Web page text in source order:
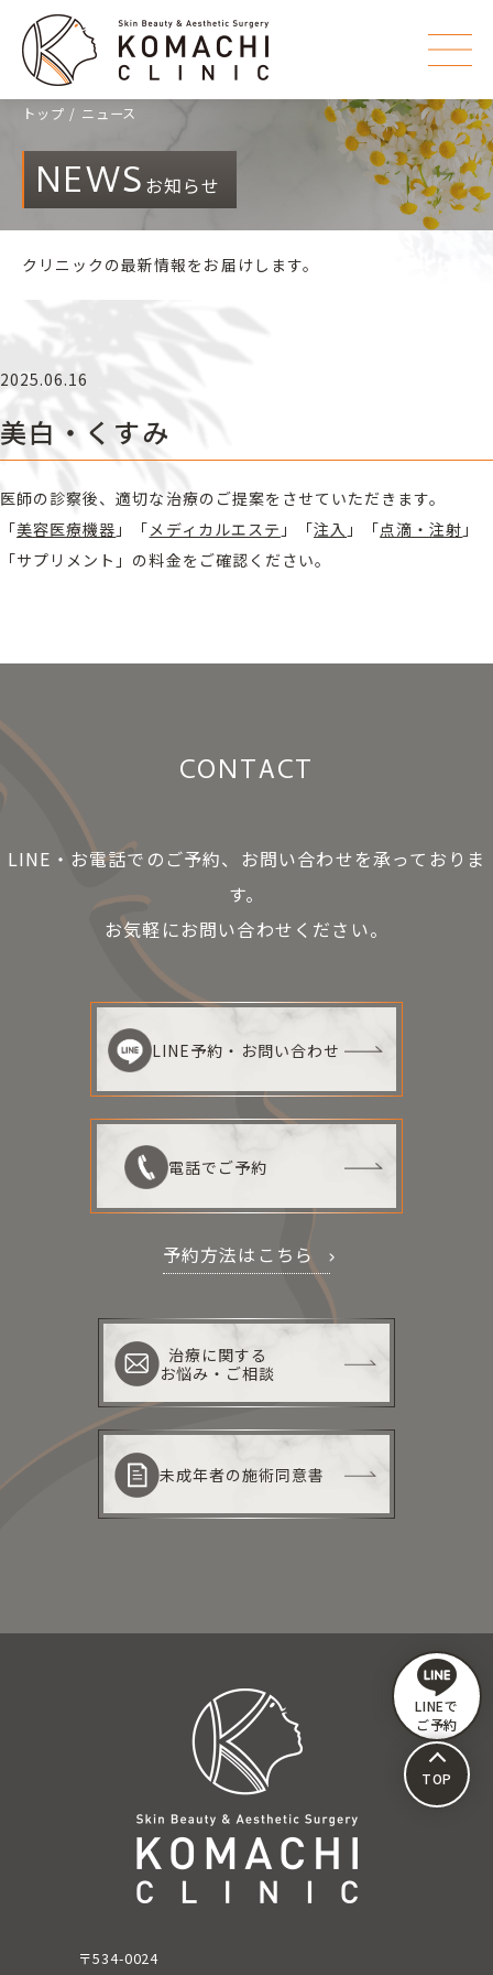
トップ ニュース
NEWS お知らせ
クリニックの最新情報をお届けします。
2025.06.16
美白・くすみ
医師の診察後、適切な治療のご提案をさせていただきます。
「美容医療機器 」「メディカルエステ 」「注入 」「点滴・注射 」
「サプリメント」の料金をご確認ください。
CONTACT
LINE・お電話でのご予約、お問い合わせを承っておりま
す。
お気軽にお問い合わせください。
LINE予約・お問い合わせ
電話でご予約
予約方法はこちら
治療に関する
お悩み・ご相談
未成年者の施術同意書
〒534-0024
LINEで
ご予約
TOP